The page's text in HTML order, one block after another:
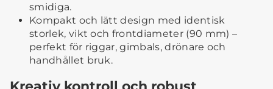
smidiga.
Kompakt och lätt design med identisk
storlek, vikt och frontdiameter (90 mm) –
perfekt för riggar, gimbals, drönare och
handhållet bruk.